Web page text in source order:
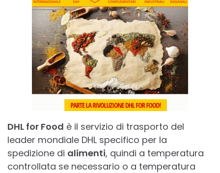
DHL for Food è il servizio di trasporto del
leader mondiale DHL specifico per la
spedizione di alimenti, quindi a temperatura
controllata se necessario o a temperatura